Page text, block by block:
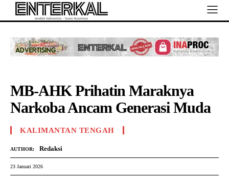
MB-AHK Prihatin Maraknya
Narkoba Ancam Generasi Muda
KALIMANTAN TENGAH
AUTHOR: Redaksi
23 Januari 2026